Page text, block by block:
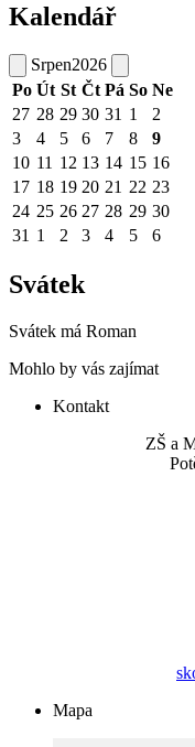
Kalendář
Srpen2026
Po Út St Čt Pá So Ne
27 28 29 30 31 1
2
3
4 5 6 7 8
9
10 11 12 13 14 15 16
17 18 19 20 21 22 23
24 25 26 27 28 29 30
31 1 2 3 4 5 6
Svátek
Svátek má Roman
Mohlo by vás zajímat
Kontakt
ZŠ a
Mapa